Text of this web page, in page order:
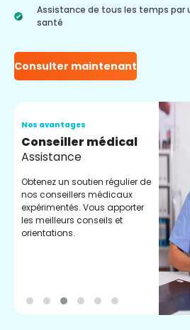
Assistance de tous les temps par
santé
Consulter maintenant
Nos avantages
Conseiller médical
Assistance
Obtenez un soutien régulier de
nos conseillers médicaux
expérimentés. Vous apporter
les meilleurs conseils et
orientations.